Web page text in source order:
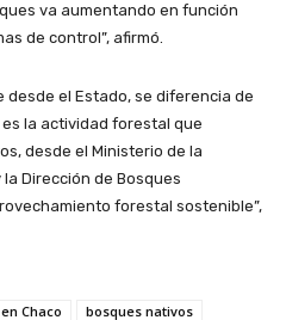
va aumentando en función
de control”, afirmó.
desde el Estado, se diferencia de
la actividad forestal que
desde el Ministerio de la
Dirección de Bosques
forestal sostenible”,
Chaco bosques nativos